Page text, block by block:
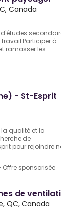
Canada
d'études
à
ramasser les
- St-Esprit
la qualité et la
de
pour rejoindre
• Offre sponsorisée
de
QC, Canada